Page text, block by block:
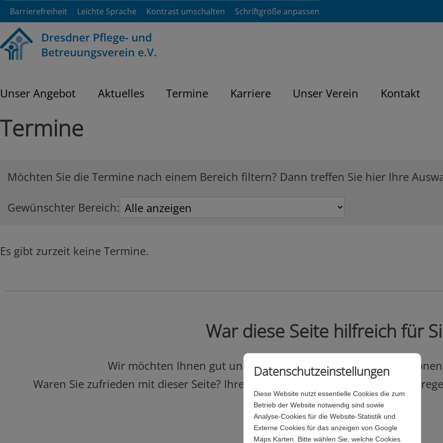
Barrierefreiheit Leichte Sprache Kontrast umschalten Schriftgröße anpassen
Unser Angebot Aktuelles Termine Karriere Unser Verein Kontakt
Termine
Möchten Sie die Termine nach einem Bereich filtern? Dann treffen Sie hier Ihre
Gewünschter Bereich:
Es gibt zurzeit keine Termine.
War diese Seite hilfreich für
Wir möchten Ihnen gut und leicht verständlich alle
Waren Sie zufrieden mit dieser Seite? Ihre Meinung hilft uns, unser Angebot
Datenschutzeinstellungen
Diese Website nutzt essentielle Cookies die zum
Betrieb der Website notwendig sind sowie
Analyse-Cookies für die Website-Statistik und
Externe Cookies für das anzeigen von Google
Maps Karten. Bitte wählen Sie, welche Cookies